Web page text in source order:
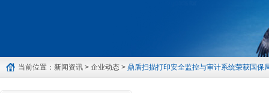
当前位置： 新闻资讯 > 企业动态 > 鼎盾扫描打印安全监控与审计系统荣获国保